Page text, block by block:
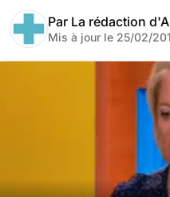
Par La rédaction
Mis à jour le 25/02/